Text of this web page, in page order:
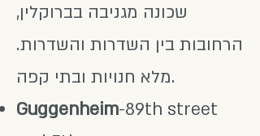
שכונה מגניבה בברוקלין,
הרחובות בין השדרות והשדרות.
מלא חנויות ובתי קפה.
Guggenheim-89th street